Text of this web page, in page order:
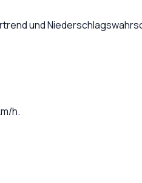
und
h.